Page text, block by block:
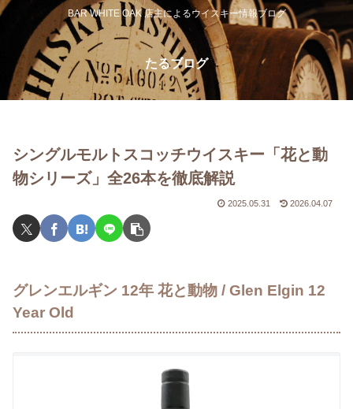
BAR WHITE OAK 店主によるウイスキー情報ブログ
たるブログ
シングルモルトスコッチウイスキー「花と動
物シリーズ」全26本を徹底解説
2025.05.31 2026.04.07
グレンエルギン 12年 花と動物 / Glen Elgin 12
Year Old